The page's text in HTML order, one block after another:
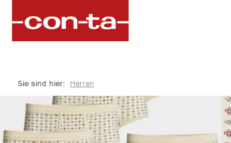
Zur Hauptnavigation springen
Sie sind hier: Herren